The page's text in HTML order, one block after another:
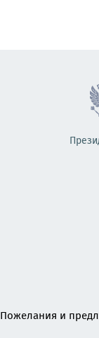
Пожелания и